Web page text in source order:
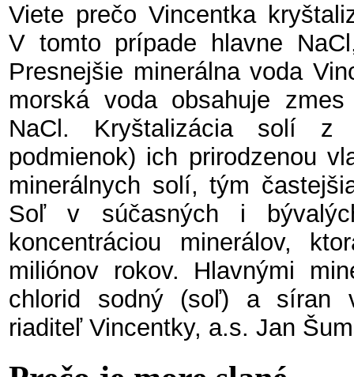
Viete prečo Vincentka
V tomto prípade hlavne
Presnejšie minerálna voda
morská voda obsahuje
NaCl. Kryštalizácia solí
podmienok) ich prirodzenou
minerálnych solí, tým
Soľ v súčasných i
koncentráciou minerálov,
miliónov rokov. Hlavnými
chlorid sodný (soľ) a síran
riaditeľ Vincentky, a.s. Jan